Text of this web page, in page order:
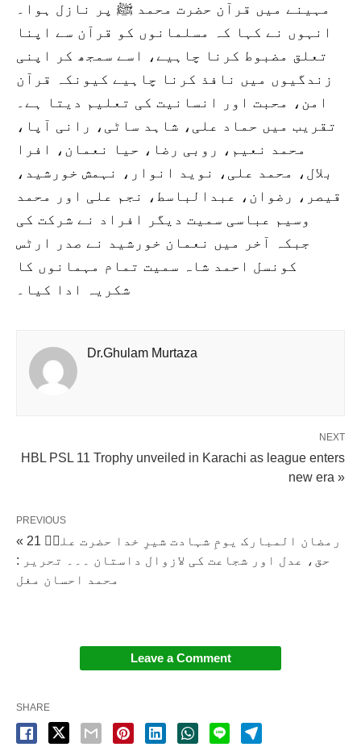
مہینے میں قرآن حضرت محمد ﷺ پر نازل ہوا۔
انہوں نے کہا کہ مسلمانوں کو قرآن سے اپنا
تعلق مضبوط کرنا چاہیے، اسے سمجھ کر اپنی
زندگیوں میں نافذ کرنا چاہیے کیونکہ قرآن
امن، محبت اور انسانیت کی تعلیم دیتا ہے۔
تقریب میں حماد علی، شاہد ساٹی، رانی آپا،
محمد نعیم، روبی رضا، حیا نعمان، افرا
بلال، محمد علی، نوید انوار، نہمش خورشید،
قیصر، رضوان، عبدالباسط، نجم علی اور محمد
وسیم عباسی سمیت دیگر افراد نے شرکت کی
جبکہ آخر میں نعمان خورشید نے صدر ارٹس
کونسل احمد شاہ سمیت تمام مہمانوں کا
شکریہ ادا کیا۔
Dr.Ghulam Murtaza
NEXT
HBL PSL 11 Trophy unveiled in Karachi as league enters
new era »
PREVIOUS
« 21 رمضان المبارک یومِ شہادت شیرِ خدا حضرت علیؓ
حق، عدل اور شجاعت کی لازوال داستان ۔۔۔ تحریر :
محمد احسان مغل
Leave a Comment
SHARE